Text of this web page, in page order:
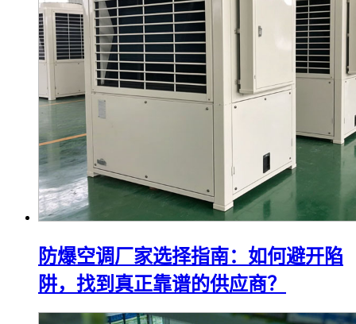
防爆空调厂家选择指南：如何避开陷
阱，找到真正靠谱的供应商？